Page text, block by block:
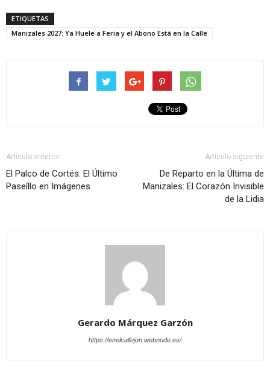
ETIQUETAS
Manizales 2027: Ya Huele a Feria y el Abono Está en la Calle
Artículo anterior
El Palco de Cortés: El Último
Paseíllo en Imágenes
Artículo siguiente
De Reparto en la Última de
Manizales: El Corazón Invisible
de la Lidia
Gerardo Márquez Garzón
https://enelcallejon.webnode.es/